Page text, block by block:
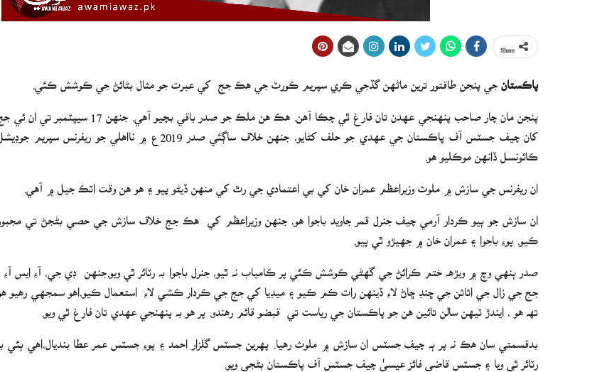
پاڪستان جي پنجن طاقتور ترين ماڻهن گڏجي ڪري سپريم ڪورٽ جي ھڪ جج کي عبرت جو مثال بڻائڻ جي ڪوشش ڪئي.
پنجن مان چار صاحب پنهنجي عهدن تان فارغ ٿي چڪا آھن. هڪ ھن ملڪ جو صدر باقي بچيو آهي. جنهن 17 سيپٽمبر تي ان ئي جج
کان چيف جسٽس آف پاڪستان جي عهدي جو حلف کڻايو، جنهن خلاف ساڳئي صدر 2019ع ۾ نااهلي جو ريفرنس سپريم جوڊيشل
ڪائونسل ڏانهن موڪليو هو.
ان ريفرنس جي سازش ۾ ملوث وزيراعظم عمران خان کي بي اعتمادي جي رٿ کي منهن ڏيڻو پيو ۽ هو هن وقت اٽڪ جيل ۾ آهي.
ان سازش جو ٻيو ڪردار آرمي چيف جنرل قمر جاويد باجوا هو، جنهن وزيراعظم کي ھڪ جج خلاف سازش جي حصي بڻجڻ تي مجبور
ڪيو. پوءِ باجوا ۽ عمران خان ۾ جهيڙو ٿي پيو.
صدر ٻنهي وچ ۾ ويڙهه ختم ڪرائڻ جي گهڻي ڪوشش ڪئي پر ڪامياب نه ٿيو، جنرل باجوا به رٽائر ٿي ويو.جنھن ڊي جي، آءِ ايس آءِ ،
جج جي زال جي اثاثن جي ڇنڊ ڇاڻ لاءِ ڏينهن رات ڪم ڪيو ۽ ميڊيا کي جج جي ڪردار ڪشي لاءِ استعمال ڪيو،اھو سمجھي رھيو ھو
تھ ھو ، ايندڙ ٽيھن سالن تائين ھن جو پاڪستان جي رياست تي قبضو قائم رھندو. پر هو به پنهنجي عهدي تان فارغ ٿي ويو.
بدقسمتي سان هڪ نه پر ٻه چيف جسٽس ان سازش ۾ ملوث رھيا. پهرين جسٽس گلزار احمد ۽ پوءِ جسٽس عمر عطا بنديال،اھي ٻئي به
رٽائر ٿي ويا ۽ جسٽس قاضي فائز عيسيٰ چيف جسٽس آف پاڪستان بڻجي ويو.